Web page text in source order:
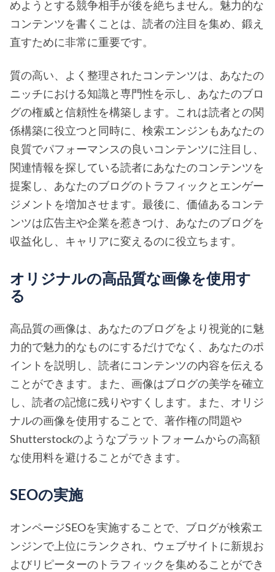
めようとする競争相手が後を絶ちません。魅力的な
コンテンツを書くことは、読者の注目を集め、鍛え
直すために非常に重要です。
質の高い、よく整理されたコンテンツは、あなたの
ニッチにおける知識と専門性を示し、あなたのブロ
グの権威と信頼性を構築します。これは読者との関
係構築に役立つと同時に、検索エンジンもあなたの
良質でパフォーマンスの良いコンテンツに注目し、
関連情報を探している読者にあなたのコンテンツを
提案し、あなたのブログのトラフィックとエンゲー
ジメントを増加させます。最後に、価値あるコンテ
ンツは広告主や企業を惹きつけ、あなたのブログを
収益化し、キャリアに変えるのに役立ちます。
オリジナルの高品質な画像を使用す
る
高品質の画像は、あなたのブログをより視覚的に魅
力的で魅力的なものにするだけでなく、あなたのポ
イントを説明し、読者にコンテンツの内容を伝える
ことができます。また、画像はブログの美学を確立
し、読者の記憶に残りやすくします。また、オリジ
ナルの画像を使用することで、著作権の問題や
Shutterstockのようなプラットフォームからの高額
な使用料を避けることができます。
SEOの実施
オンページSEOを実施することで、ブログが検索エ
ンジンで上位にランクされ、ウェブサイトに新規お
よびリピーターのトラフィックを集めることができ